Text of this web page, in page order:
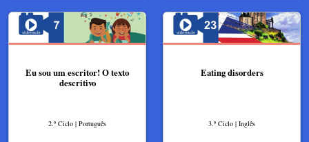
Eu sou um escritor! O texto
descritivo
2.º Ciclo | Português
Eating disorders
3.º Ciclo | Inglês